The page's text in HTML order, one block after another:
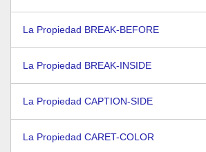
La Propiedad BREAK-BEFORE
La Propiedad BREAK-INSIDE
La Propiedad CAPTION-SIDE
La Propiedad CARET-COLOR